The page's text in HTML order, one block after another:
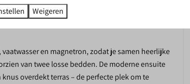
en magnetron, zodat je samen heerlijke
van twee losse bedden. De moderne ensuite
overdekt terras – de perfecte plek om te
Weigeren